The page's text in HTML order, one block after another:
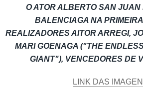
O ATOR ALBERTO SAN
BALENCIAGA NA
REALIZADORES AITOR ARREGI,
MARI GOENAGA ("THE
GIANT"), VENCEDORES DE
LINK DAS